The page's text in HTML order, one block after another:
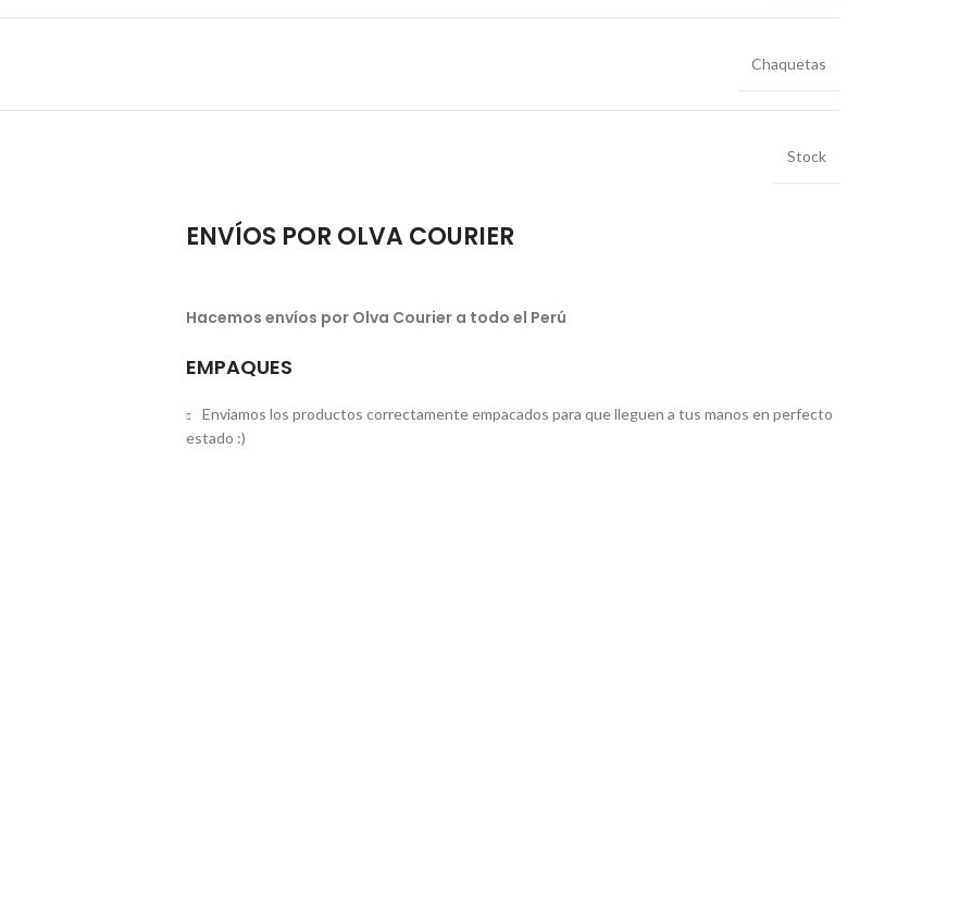
Chaquetas
Stock
ENVÍOS POR OLVA COURIER
Hacemos envíos por Olva Courier a todo el Perú
EMPAQUES
Enviamos los productos correctamente empacados para que lleguen a tus manos en perfecto
estado :)